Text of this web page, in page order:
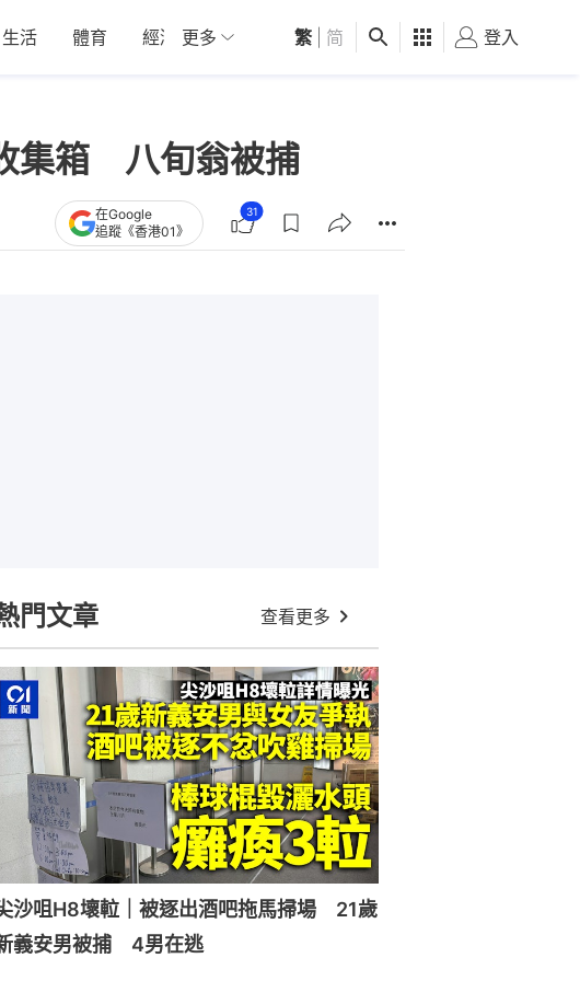
生活 體育 經濟 01深圳 觀點 健康 好食玩飛
更多 繁 简 登入
集箱 八旬翁被捕
在Google
追蹤《香港01》
31
門文章 查看更多
沙咀H8壞𨋢｜被逐出酒吧拖馬掃場 21歲
義安男被捕 4男在逃